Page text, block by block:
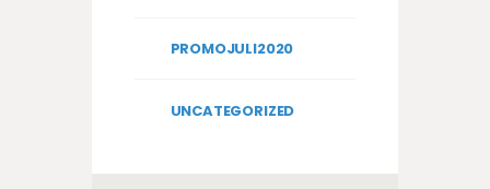
PROMOJULI2020
UNCATEGORIZED